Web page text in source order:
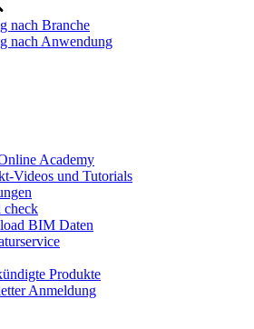
nach Branche
nach Anwendung
Academy
Videos und Tutorials
check
BIM Daten
Produkte
Anmeldung